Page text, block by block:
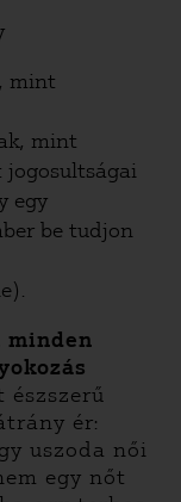
mint
mint
jogosultságai
egy
be tudjon
minden
észszerű
ér:
uszoda női
egy nőt